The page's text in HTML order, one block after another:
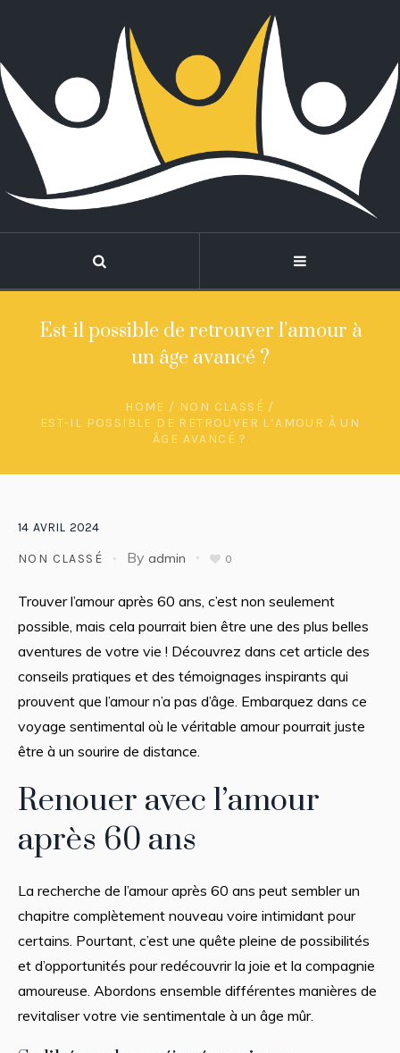
Est-il possible de retrouver l’amour à
un âge avancé ?
HOME / NON CLASSÉ /
EST-IL POSSIBLE DE RETROUVER L’AMOUR À UN
ÂGE AVANCÉ ?
14 AVRIL 2024
NON CLASSÉ By admin 0
Trouver l’amour après 60 ans, c’est non seulement
possible, mais cela pourrait bien être une des plus belles
aventures de votre vie ! Découvrez dans cet article des
conseils pratiques et des témoignages inspirants qui
prouvent que l’amour n’a pas d’âge. Embarquez dans ce
voyage sentimental où le véritable amour pourrait juste
être à un sourire de distance.
Renouer avec l’amour
après 60 ans
La recherche de l’amour après 60 ans peut sembler un
chapitre complètement nouveau voire intimidant pour
certains. Pourtant, c’est une quête pleine de possibilités
et d’opportunités pour redécouvrir la joie et la compagnie
amoureuse. Abordons ensemble différentes manières de
revitaliser votre vie sentimentale à un âge mûr.